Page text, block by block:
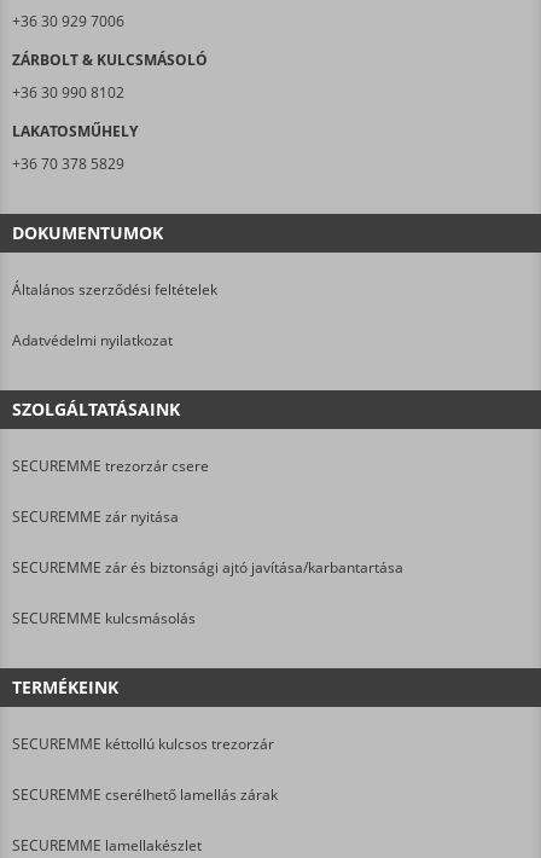
+36 30 929 7006
ZÁRBOLT & KULCSMÁSOLÓ
+36 30 990 8102
LAKATOSMŰHELY
+36 70 378 5829
DOKUMENTUMOK
Általános szerződési feltételek
Adatvédelmi nyilatkozat
SZOLGÁLTATÁSAINK
SECUREMME trezorzár csere
SECUREMME zár nyitása
SECUREMME zár és biztonsági ajtó javítása/karbantartása
SECUREMME kulcsmásolás
TERMÉKEINK
SECUREMME kéttollú kulcsos trezorzár
SECUREMME cserélhető lamellás zárak
SECUREMME lamellakészlet